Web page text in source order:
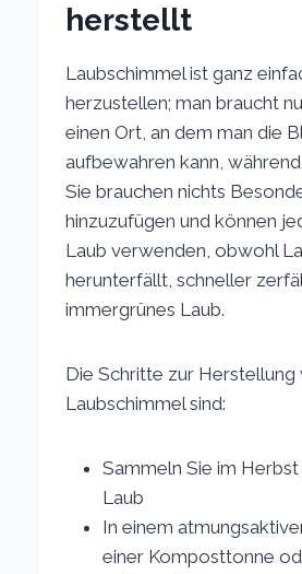
herstellt
Laubschimmel ist ganz
herzustellen; man braucht
einen Ort, an dem man die
aufbewahren kann,
Sie brauchen nichts
hinzuzufügen und können
Laub verwenden, obwohl
herunterfällt, schneller
immergrünes Laub.
Die Schritte zur Herstellung
Laubschimmel sind:
Sammeln Sie im
Laub
In einem
einer Komposttonne